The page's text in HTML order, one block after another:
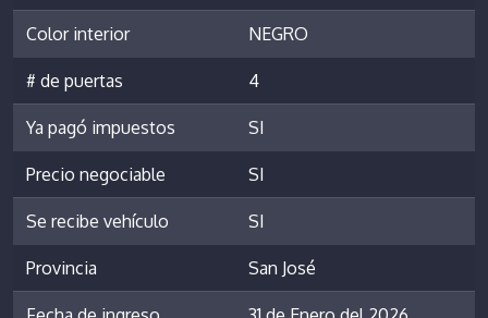
Color interior NEGRO
# de puertas 4
Ya pagó impuestos SI
Precio negociable SI
Se recibe vehículo SI
Provincia San José